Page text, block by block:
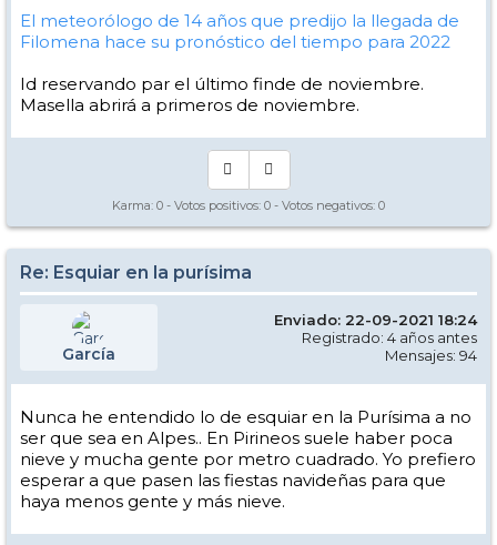
El meteorólogo de 14 años que predijo la llegada de
Filomena hace su pronóstico del tiempo para 2022
Id reservando par el último finde de noviembre.
Masella abrirá a primeros de noviembre.
Karma: 0 - Votos positivos: 0 - Votos negativos: 0
Re: Esquiar en la purísima
García
Enviado: 22-09-2021 18:24
Registrado: 4 años antes
Mensajes: 94
Nunca he entendido lo de esquiar en la Purísima a no
ser que sea en Alpes.. En Pirineos suele haber poca
nieve y mucha gente por metro cuadrado. Yo prefiero
esperar a que pasen las fiestas navideñas para que
haya menos gente y más nieve.